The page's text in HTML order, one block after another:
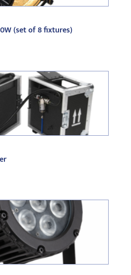
(set of 8 fixtures)